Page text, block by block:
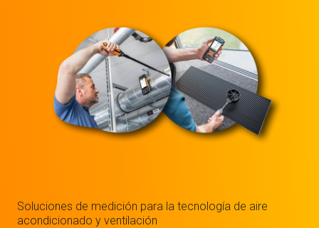
Soluciones de medición para la tecnología de aire
acondicionado y ventilación